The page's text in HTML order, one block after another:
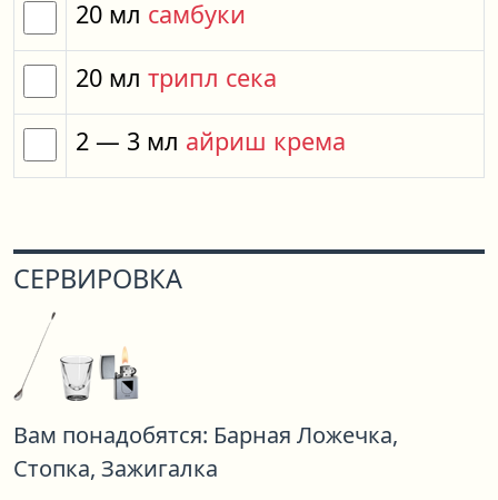
20 мл самбуки
20 мл трипл сека
2 — 3 мл айриш крема
СЕРВИРОВКА
Вам понадобятся: Барная Ложечка,
Стопка, Зажигалка